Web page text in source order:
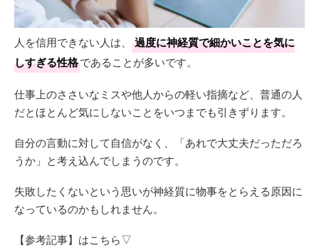
人を信用できない人は、
過度に神経質で細かいことを気に
しすぎる性格であることが多いです。
仕事上のささいなミスや他人からの軽い指摘など、普通の人
だとほとんど気にしないことをいつまでも引きずります。
自分の言動に対して自信がなく、「あれで大丈夫だっただろ
うか」と考え込んでしまうのです。
失敗したくないという思いが神経質に物事をとらえる原因に
なっているのかもしれません。
【参考記事】はこちら▽